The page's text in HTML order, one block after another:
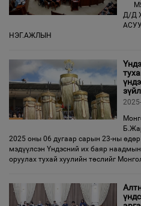
Д/Д
НЭГ.АЖЛЫН
2025 оны 06 дугаар сарын 23-ны
мэдүүлсэн Үндэсний их баяр
оруулах тухай хуулийн төслийг